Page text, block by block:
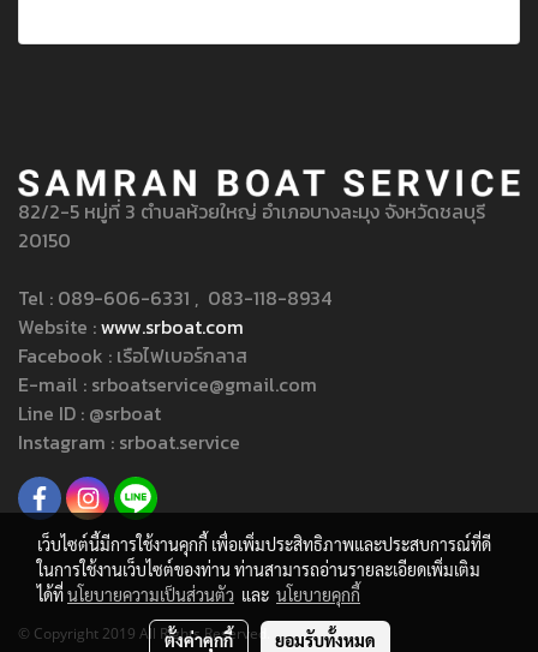
82/2-5 หมู่ที่ 3 ตำบลห้วยใหญ่ อำเภอบางละมุง จังหวัดชลบุรี
20150
Tel : 089-606-6331 , 083-118-8934
Website :www.srboat.com
Facebook : เรือไฟเบอร์กลาส
E-mail : srboatservice@gmail.com
Line ID : @srboat
Instagram : srboat.service
© Copyright 2019 All Rights Reserved.
เว็บไซต์นี้มีการใช้งานคุกกี้ เพื่อเพิ่มประสิทธิภาพและประสบการณ์ที่ดี
ในการใช้งานเว็บไซต์ของท่าน ท่านสามารถอ่านรายละเอียดเพิ่มเติม
ได้ที่นโยบายความเป็นส่วนตัว และ นโยบายคุกกี้
ตั้งค่าคุกกี้ ยอมรับทั้งหมด